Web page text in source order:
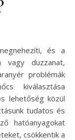
vagy duzzanat,
problémák
kiválasztása
lehetőség közül
tudatos és
hatóanyagokat
csökkentik a